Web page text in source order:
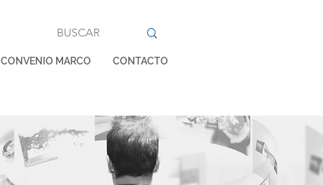
CONVENIO MARCO CONTACTO